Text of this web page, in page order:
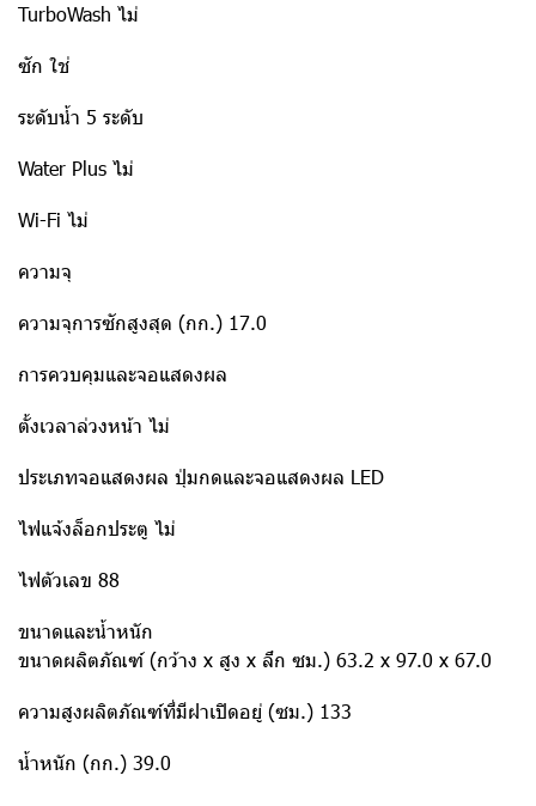
TurboWash ไม่
ซัก ใช่
ระดับน้ำ 5 ระดับ
Water Plus ไม่
Wi-Fi ไม่
ความจุ
ความจุการซักสูงสุด (กก.) 17.0
การควบคุมและจอแสดงผล
ตั้งเวลาล่วงหน้า ไม่
ประเภทจอแสดงผล ปุ่มกดและจอแสดงผล LED
ไฟแจ้งล็อกประตู ไม่
ไฟตัวเลข 88
ขนาดและน้ำหนัก
ขนาดผลิตภัณฑ์ (กว้าง x สูง x ลึก ซม.) 63.2 x 97.0 x 67.0
ความสูงผลิตภัณฑ์ที่มีฝาเปิดอยู่ (ซม.) 133
น้ำหนัก (กก.) 39.0